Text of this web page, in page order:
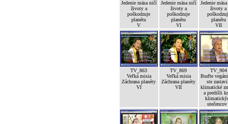
Jedenie mäsa ničí
životy a
poškodzuje
planétu
V
Jedenie mäsa ničí
životy a
poškodzuje
planétu
VI
Jedenie
životy a
planétu
VII
TV_863
Veľká misia
Záchrana planéty
VI
TV_869
Veľká misia
Záchrana planéty
VII
TV_904
Buďte
ste
klimatické
a predišli